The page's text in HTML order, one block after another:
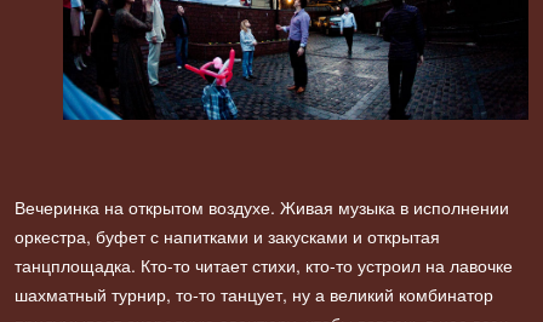
Вечеринка на открытом воздухе. Живая музыка в исполнении
оркестра, буфет с напитками и закусками и открытая
танцплощадка. Кто-то читает стихи, кто-то устроил на лавочке
шахматный турнир, то-то танцует, ну а великий комбинатор